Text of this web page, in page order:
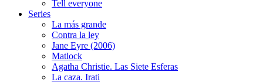
Tell everyone
Series
La más grande
Contra la ley
Jane Eyre (2006)
Matlock
Agatha Christie. Las Siete Esferas
La caza. Irati